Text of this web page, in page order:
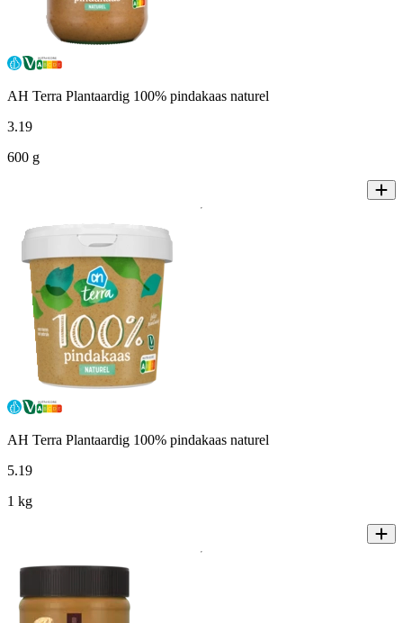
AH Terra Plantaardig 100% pindakaas naturel
3.19
600 g
AH Terra Plantaardig 100% pindakaas naturel
5.19
1 kg